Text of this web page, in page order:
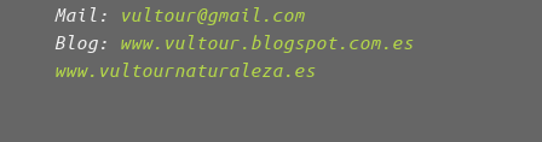
Mail:
vultour@gmail.com
Blog: www.vultour.blogspot.com.es
www.vultournaturaleza.es